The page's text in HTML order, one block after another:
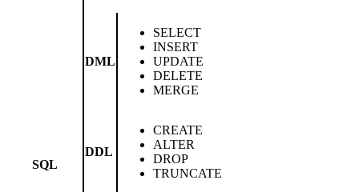
SQL
DML
SELECT
INSERT
UPDATE
DELETE
MERGE
DDL
CREATE
ALTER
DROP
TRUNCATE